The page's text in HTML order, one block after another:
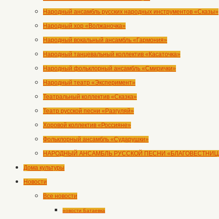
Народный ансамбль русских народных инструментов «Сказы»
Народный хор «Волжаночка»
Народный вокальный ансамбль «Гармония»
Народный танцевальный коллектив «Касаточка»
Народный фольклорный ансамбль «Смирички»
Народный театр «Эксперимент»
Театральный коллектив «Сказка»
Театр русской песни «Разгуляй»
Хоровой коллектив «Россияне»
Фольклорный ансамбль «Сударушки»
НАРОДНЫЙ АНСАМБЛЬ РУССКОЙ ПЕСНИ
Дома культуры
Новости
Все новости
новости Батаевка